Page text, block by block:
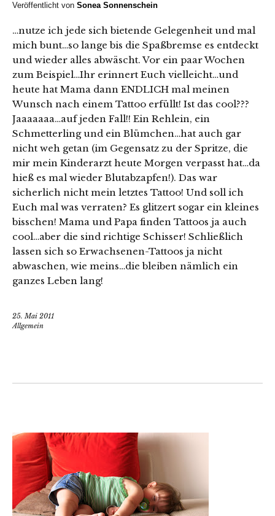
Veröffentlicht von Sonea Sonnenschein
…nutze ich jede sich bietende Gelegenheit und mal
mich bunt…so lange bis die Spaßbremse es entdeckt
und wieder alles abwäscht. Vor ein paar Wochen
zum Beispiel…Ihr erinnert Euch vielleicht…und
heute hat Mama dann ENDLICH mal meinen
Wunsch nach einem Tattoo erfüllt! Ist das cool???
Jaaaaaaa…auf jeden Fall!! Ein Rehlein, ein
Schmetterling und ein Blümchen…hat auch gar
nicht weh getan (im Gegensatz zu der Spritze, die
mir mein Kinderarzt heute Morgen verpasst hat…da
hieß es mal wieder Blutabzapfen!). Das war
sicherlich nicht mein letztes Tattoo! Und soll ich
Euch mal was verraten? Es glitzert sogar ein kleines
bisschen! Mama und Papa finden Tattoos ja auch
cool…aber die sind richtige Schisser! Schließlich
lassen sich so Erwachsenen-Tattoos ja nicht
abwaschen, wie meins…die bleiben nämlich ein
ganzes Leben lang!
25. Mai 2011
Allgemein